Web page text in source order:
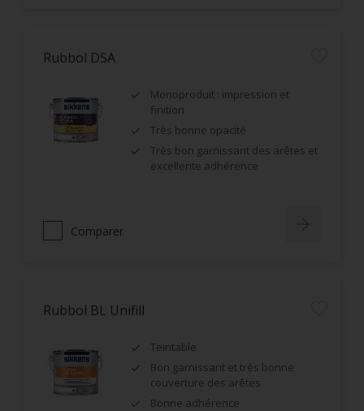
Rubbol DSA
Monoproduit : impression et
finition
Très bonne opacité
Très bon garnissant des arêtes et
excellente adhérence
Comparer
Rubbol BL Unifill
Teintable
Bon garnissant et très bonne
couverture des arêtes
Bonne adhérence